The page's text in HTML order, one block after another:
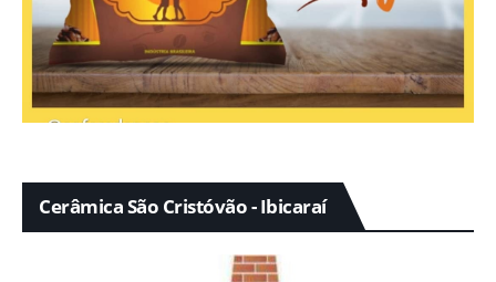
Cerâmica São Cristóvão - Ibicaraí